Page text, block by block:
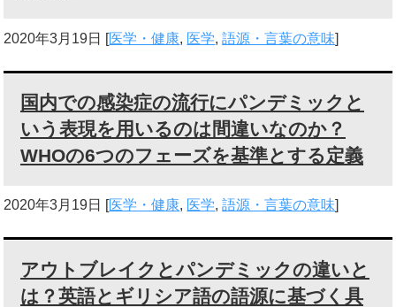
2020年3月19日 [医学・健康, 医学,語源・言葉の意味]
国内での感染症の流行にパンデミックと
いう表現を用いるのは間違いなのか？
WHOの6つのフェーズを基準とする定義
2020年3月19日 [医学・健康, 医学,語源・言葉の意味]
アウトブレイクとパンデミックの違いと
は？英語とギリシア語の語源に基づく具